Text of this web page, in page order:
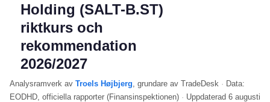
Holding (SALT-B.ST)
riktkurs och
rekommendation
2026/2027
Analysramverk av Troels Højbjerg, grundare av TradeDesk · Data:
EODHD, officiella rapporter (Finansinspektionen) · Uppdaterad 6 augusti